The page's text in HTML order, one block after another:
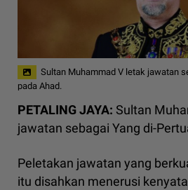
Sultan Muhammad V letak jawatan
pada Ahad.
PETALING JAYA: Sultan
jawatan sebagai Yang di-
Peletakan jawatan yang
itu disahkan menerusi